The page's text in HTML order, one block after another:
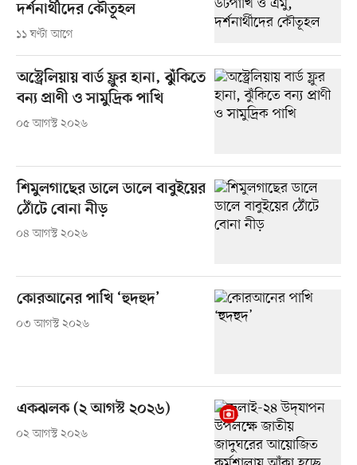
দর্শনার্থীদের কৌতূহল
১১ ঘণ্টা আগে
অস্ট্রেলিয়ায় বার্ড ফ্লুর হানা, ঝুঁকিতে
বন্য প্রাণী ও সামুদ্রিক পাখি
০৫ আগস্ট ২০২৬
শিমুলগাছের ডালে ডালে বাবুইয়ের
ঠোঁটে বোনা নীড়
০৪ আগস্ট ২০২৬
কোরআনের পাখি ‘হুদহুদ’
০৩ আগস্ট ২০২৬
একঝলক (২ আগস্ট ২০২৬)
০২ আগস্ট ২০২৬